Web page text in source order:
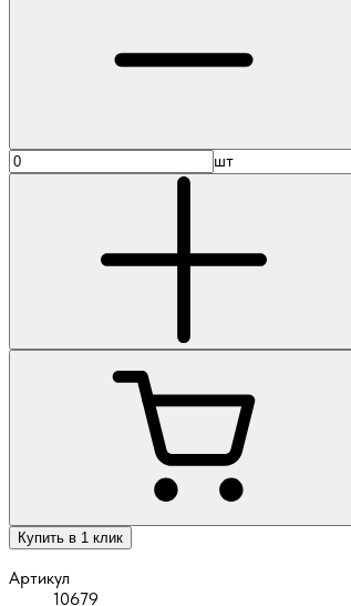
шт
Купить в 1 клик
Артикул
10679